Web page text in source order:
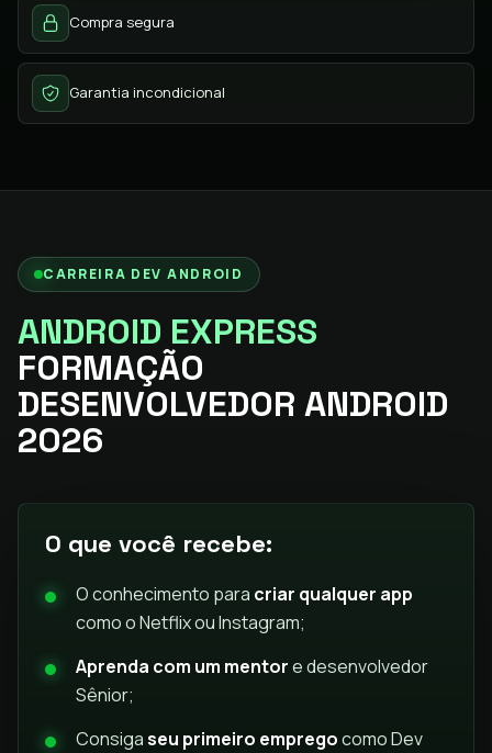
Compra segura
Garantia incondicional
CARREIRA DEV ANDROID
ANDROID EXPRESS
FORMAÇÃO
DESENVOLVEDOR ANDROID
2026
O que você recebe:
O conhecimento para criar qualquer app
como o Netflix ou Instagram;
Aprenda com um mentore desenvolvedor
Sênior;
Consigaseu primeiro empregocomo Dev